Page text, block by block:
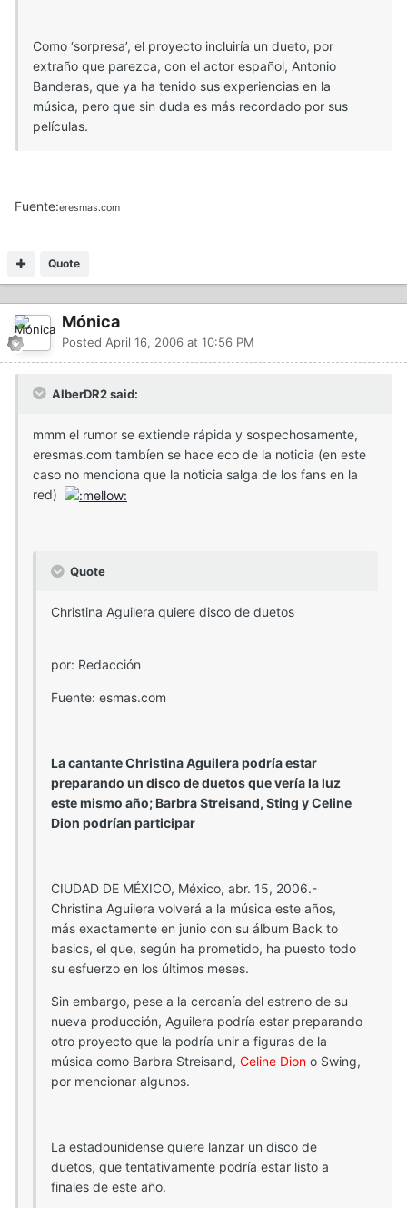
Como ‘sorpresa’, el proyecto incluiría un dueto, por
extraño que parezca, con el actor español, Antonio
Banderas, que ya ha tenido sus experiencias en la
música, pero que sin duda es más recordado por sus
películas.
Fuente:eresmas.com
Quote
Mónica
Posted April 16, 2006 at 10:56 PM
AlberDR2 said:
mmm el rumor se extiende rápida y sospechosamente,
eresmas.com tambíen se hace eco de la noticia (en este
caso no menciona que la noticia salga de los fans en la
red)
Quote
Christina Aguilera quiere disco de duetos
por: Redacción
Fuente: esmas.com
La cantante Christina Aguilera podría estar
preparando un disco de duetos que vería la luz
este mismo año; Barbra Streisand, Sting y Celine
Dion podrían participar
CIUDAD DE MÉXICO, México, abr. 15, 2006.-
Christina Aguilera volverá a la música este años,
más exactamente en junio con su álbum Back to
basics, el que, según ha prometido, ha puesto todo
su esfuerzo en los últimos meses.
Sin embargo, pese a la cercanía del estreno de su
nueva producción, Aguilera podría estar preparando
otro proyecto que la podría unir a figuras de la
música como Barbra Streisand, Celine Dion o Swing,
por mencionar algunos.
La estadounidense quiere lanzar un disco de
duetos, que tentativamente podría estar listo a
finales de este año.